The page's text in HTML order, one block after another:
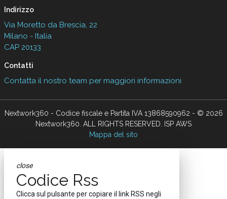
Indirizzo
Via Moretto da Brescia, 22
Milano - Italia
CAP 20133
Contatti
Contatta il nostro team per maggiori informazioni
Nextwork360 - Codice fiscale e Partita IVA 13868590962 - © 2026
Nextwork360. ALL RIGHTS RESERVED. ISP AWS
Mappa del sito
close
Codice Rss
Clicca sul pulsante per copiare il link RSS negli